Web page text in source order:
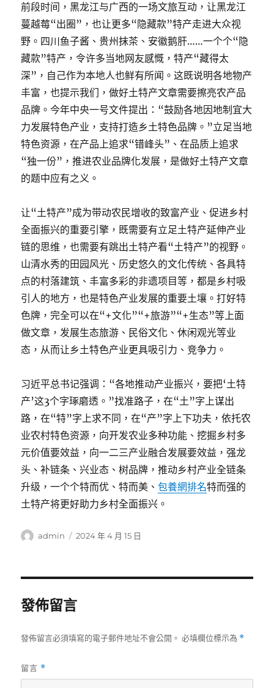
前段时间，黑龙江与广西的一场文旅互动，让黑龙江
蔓越莓“出圈”，也让更多“隐藏款”特产走进大众视
野。四川鱼子酱、贵州抹茶、安徽鹅肝……一个个“隐
藏款”特产，令许多当地网友感慨，特产“藏得太
深”，自己作为本地人也鲜有所闻。这既说明各地物产
丰富，也提示我们，做好土特产文章需要擦亮农产品
品牌。今年中央一号文件提出：“鼓励各地因地制宜大
力发展特色产业，支持打造乡土特色品牌。”立足当地
特色资源，在产品上追求“错峰头”、在品质上追求
“独一份”，推进农业品牌化发展，是做好土特产文章
的题中应有之义。
让“土特产”成为带动农民增收的致富产业、促进乡村
全面振兴的重要引擎，既需要有立足土特产延伸产业
链的思维，也需要有跳出土特产看“土特产”的视野。
山清水秀的田园风光、历史悠久的文化传统、各具特
点的村落建筑、丰富多彩的非遗项目等，都是乡村吸
引人的地方，也是特色产业发展的重要土壤。打好特
色牌，完全可以在“+文化”“+旅游”“+生态”等上面
做文章，发展生态旅游、民俗文化、休闲观光等业
态，从而让乡土特色产业更具吸引力、竞争力。
习近平总书记强调：“各地推动产业振兴，要把‘土特
产’这3个字琢磨透。”找准路子，在“土”字上谋出
路，在“特”字上求不同，在“产”字上下功夫，依托农
业农村特色资源，向开发农业多种功能、挖掘乡村多
元价值要效益，向一二三产业融合发展要效益，强龙
头、补链条、兴业态、树品牌，推动乡村产业全链条
升级，一个个特而优、特而美、包養網排名特而强的
土特产将更好助力乡村全面振兴。
作
admin
發
2024 年 4 月 15 日
發佈留言
發佈留言必須填寫的電子郵件地址不會公開。 必填欄位標示為 *
留言 *